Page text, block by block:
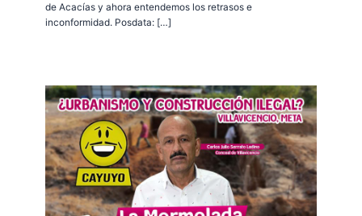
de Acacías y ahora entendemos los retrasos e
inconformidad. Posdata: […]